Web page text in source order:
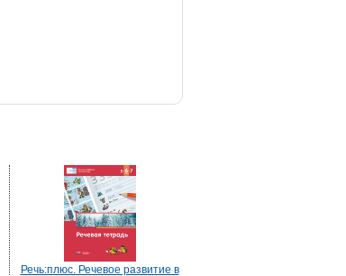
Речь:плюс. Речевое развитие в